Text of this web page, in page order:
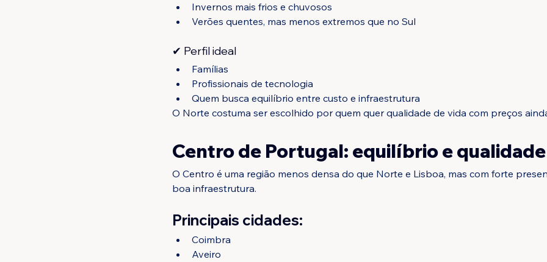
Invernos mais frios e chuvosos
Verões quentes, mas menos extremos que no Sul
✔ Perfil ideal
Famílias
Profissionais de tecnologia
Quem busca equilíbrio entre custo e infraestrutura
O Norte costuma ser escolhido por quem quer qualidade de vida com preços
Centro de Portugal: equilíbrio e
O Centro é uma região menos densa do que Norte e Lisboa, mas com forte
boa infraestrutura.
Principais cidades:
Coimbra
Aveiro